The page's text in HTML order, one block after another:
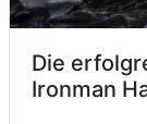
Die
Ironman